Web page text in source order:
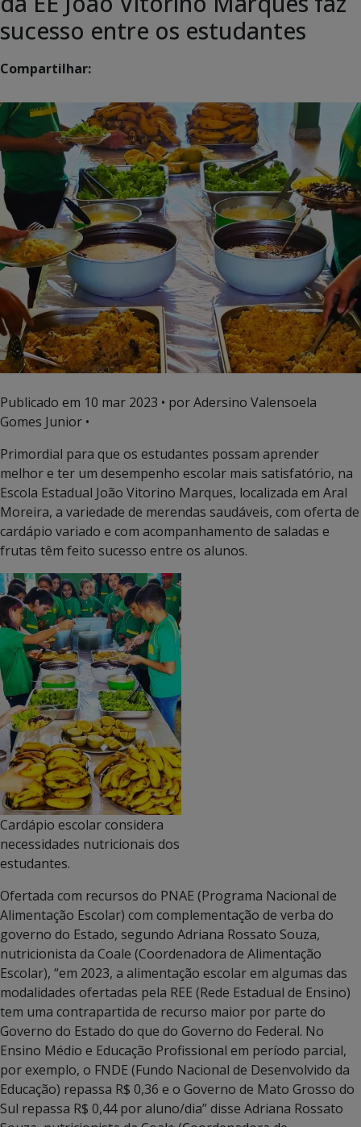
sucesso entre os estudantes
Compartilhar:
Publicado em 10 mar 2023 • por Adersino Valensoela
Gomes Junior •
Primordial para que os estudantes possam aprender
melhor e ter um desempenho escolar mais satisfatório, na
Escola Estadual João Vitorino Marques, localizada em Aral
Moreira, a variedade de merendas saudáveis, com oferta de
cardápio variado e com acompanhamento de saladas e
frutas têm feito sucesso entre os alunos.
Cardápio escolar considera
necessidades nutricionais dos
estudantes.
Ofertada com recursos do PNAE (Programa Nacional de
Alimentação Escolar) com complementação de verba do
governo do Estado, segundo Adriana Rossato Souza,
nutricionista da Coale (Coordenadora de Alimentação
Escolar), “em 2023, a alimentação escolar em algumas das
modalidades ofertadas pela REE (Rede Estadual de Ensino)
tem uma contrapartida de recurso maior por parte do
Governo do Estado do que do Governo do Federal. No
Ensino Médio e Educação Profissional em período parcial,
por exemplo, o FNDE (Fundo Nacional de Desenvolvido da
Educação) repassa R$ 0,36 e o Governo de Mato Grosso do
Sul repassa R$ 0,44 por aluno/dia” disse Adriana Rossato